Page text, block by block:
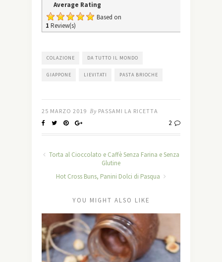
Average Rating
Based on
1 Review(s)
COLAZIONE DA TUTTO IL MONDO
GIAPPONE LIEVITATI PASTA BRIOCHE
25 MARZO 2019 By PASSAMI LA RICETTA
2
Torta al Cioccolato e Caffè Senza Farina e Senza
Glutine
Hot Cross Buns, Panini Dolci di Pasqua
YOU MIGHT ALSO LIKE